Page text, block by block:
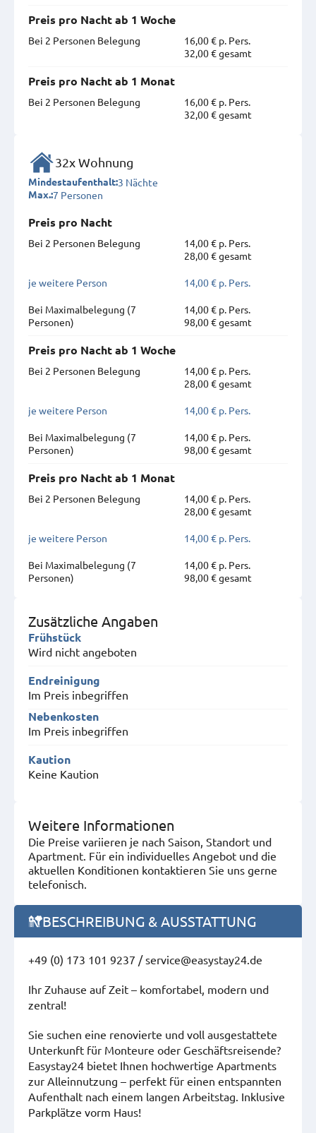
Preis pro Nacht ab 1 Woche
Bei 2 Personen Belegung
16,00 € p. Pers.
32,00 € gesamt
Preis pro Nacht ab 1 Monat
Bei 2 Personen Belegung
16,00 € p. Pers.
32,00 € gesamt
32x Wohnung
Mindestaufenthalt:3 Nächte
Max.:7 Personen
Preis pro Nacht
Bei 2 Personen Belegung
14,00 € p. Pers.
28,00 € gesamt
je weitere Person 14,00 € p. Pers.
Bei Maximal­belegung (7
Personen)
14,00 € p. Pers.
98,00 € gesamt
Preis pro Nacht ab 1 Woche
Bei 2 Personen Belegung
14,00 € p. Pers.
28,00 € gesamt
je weitere Person 14,00 € p. Pers.
Bei Maximal­belegung (7
Personen)
14,00 € p. Pers.
98,00 € gesamt
Preis pro Nacht ab 1 Monat
Bei 2 Personen Belegung
14,00 € p. Pers.
28,00 € gesamt
je weitere Person 14,00 € p. Pers.
Bei Maximal­belegung (7
Personen)
14,00 € p. Pers.
98,00 € gesamt
Zusätzliche Angaben
Frühstück
Wird nicht angeboten
Endreinigung
Im Preis inbegriffen
Nebenkosten
Im Preis inbegriffen
Kaution
Keine Kaution
Weitere Informationen
Die Preise variieren je nach Saison, Standort und
Apartment. Für ein individuelles Angebot und die
aktuellen Konditionen kontaktieren Sie uns gerne
telefonisch.
BESCHREIBUNG & AUSSTATTUNG
+49 (0) 173 101 9237 / service@easystay24.de
Ihr Zuhause auf Zeit – komfortabel, modern und
zentral!
Sie suchen eine renovierte und voll ausgestattete
Unterkunft für Monteure oder Geschäftsreisende?
Easystay24 bietet Ihnen hochwertige Apartments
zur Alleinnutzung – perfekt für einen entspannten
Aufenthalt nach einem langen Arbeitstag. Inklusive
Parkplätze vorm Haus!